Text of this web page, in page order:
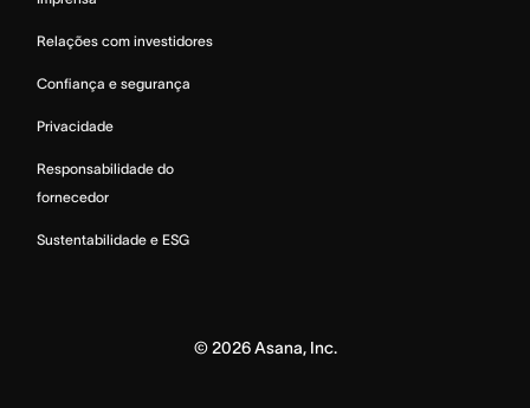
Relações com investidores
Confiança e segurança
Privacidade
Responsabilidade do
fornecedor
Sustentabilidade e ESG
© 2026Asana, Inc.